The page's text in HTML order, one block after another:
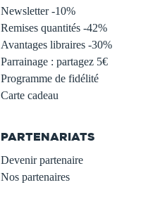
Newsletter -10%
Remises quantités -42%
Avantages libraires -30%
Parrainage : partagez 5€
Programme de fidélité
Carte cadeau
PARTENARIATS
Devenir partenaire
Nos partenaires